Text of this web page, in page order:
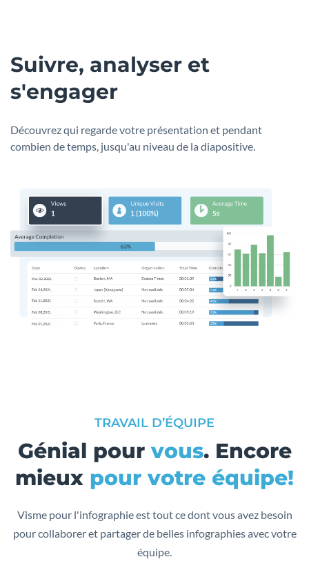
Suivre, analyser et
s'engager
Découvrez qui regarde votre présentation et pendant
combien de temps, jusqu'au niveau de la diapositive.
TRAVAIL D’ÉQUIPE
Génial pour vous. Encore
mieux pour votre équipe!
Visme pour l'infographie est tout ce dont vous avez besoin
pour collaborer et partager de belles infographies avec votre
équipe.